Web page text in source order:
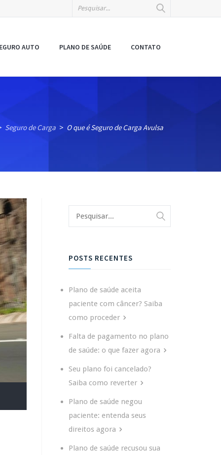
AUTO PLANO DE SAÚDE CONTATO
Seguro de Carga > O que é Seguro de Carga Avulsa
POSTS RECENTES
Plano de saúde aceita
paciente com câncer? Saiba
como proceder
Falta de pagamento no plano
de saúde: o que fazer agora
Seu plano foi cancelado?
Saiba como reverter
Plano de saúde negou
paciente: entenda seus
direitos agora
Plano de saúde recusou sua